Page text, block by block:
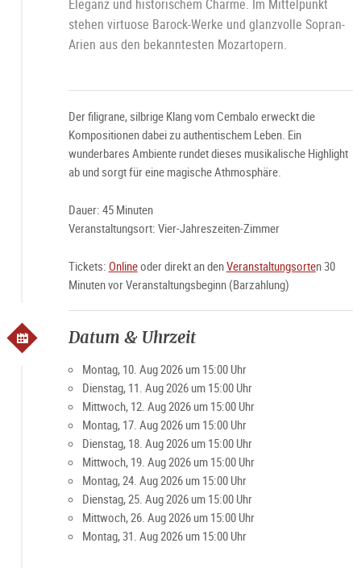
Eleganz und historischem Charme. Im Mittelpunkt
stehen virtuose Barock-Werke und glanzvolle Sopran-
Arien aus den bekanntesten Mozartopern.
Der filigrane, silbrige Klang vom Cembalo erweckt die
Kompositionen dabei zu authentischem Leben. Ein
wunderbares Ambiente rundet dieses musikalische Highlight
ab und sorgt für eine magische Athmosphäre.
Dauer: 45 Minuten
Veranstaltungsort: Vier-Jahreszeiten-Zimmer
Tickets: Onlineoder direkt an denVeranstaltungsorten 30
Minuten vor Veranstaltungsbeginn (Barzahlung)
Datum & Uhrzeit
Montag, 10. Aug 2026 um 15:00 Uhr
Dienstag, 11. Aug 2026 um 15:00 Uhr
Mittwoch, 12. Aug 2026 um 15:00 Uhr
Montag, 17. Aug 2026 um 15:00 Uhr
Dienstag, 18. Aug 2026 um 15:00 Uhr
Mittwoch, 19. Aug 2026 um 15:00 Uhr
Montag, 24. Aug 2026 um 15:00 Uhr
Dienstag, 25. Aug 2026 um 15:00 Uhr
Mittwoch, 26. Aug 2026 um 15:00 Uhr
Montag, 31. Aug 2026 um 15:00 Uhr